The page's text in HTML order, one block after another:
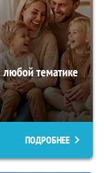
тематике
ПОДРОБНЕЕ